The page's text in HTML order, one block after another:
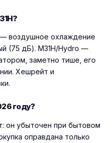
воздушное охлаждение
(75 дБ). M31H/Hydro —
заметно тише, его
Хешрейт и
году?
он убыточен при бытовом
оправдана только